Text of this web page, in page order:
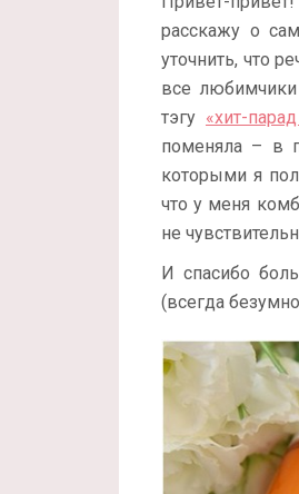
расскажу о
уточнить, что
все
тэгу «хит-
поменяла – в
которыми я
что у меня
не
И спасибо
(всегда